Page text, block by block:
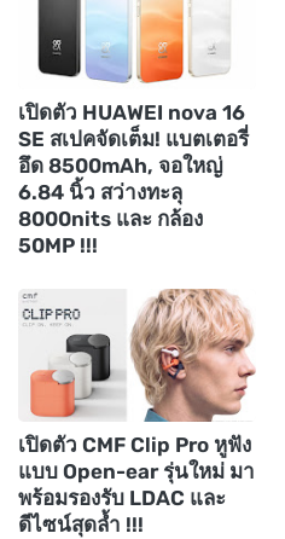
เปิดตัว HUAWEI nova 16
SE สเปคจัดเต็ม! แบตเตอรี่
อึด 8500mAh, จอใหญ่
6.84 นิ้ว สว่างทะลุ
8000nits และ กล้อง
50MP !!!
เปิดตัว CMF Clip Pro หูฟัง
แบบ Open-ear รุ่นใหม่ มา
พร้อมรองรับ LDAC และ
ดีไซน์สุดล้ำ !!!